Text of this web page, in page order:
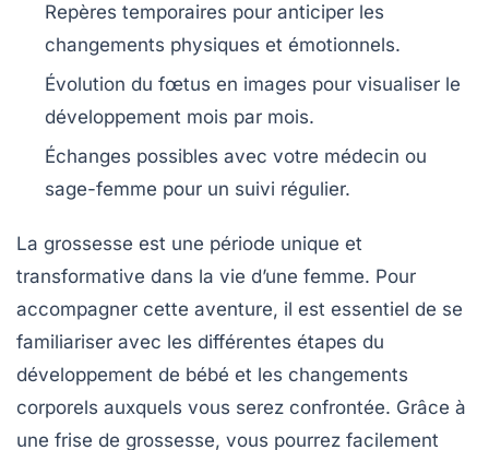
Repères temporaires pour anticiper les
changements physiques et émotionnels.
Évolution du fœtus en images pour visualiser le
développement mois par mois.
Échanges possibles avec votre médecin ou
sage-femme pour un suivi régulier.
La grossesse est une période unique et
transformative dans la vie d’une femme. Pour
accompagner cette aventure, il est essentiel de se
familiariser avec les différentes étapes du
développement de bébé et les changements
corporels auxquels vous serez confrontée. Grâce à
une frise de grossesse, vous pourrez facilement